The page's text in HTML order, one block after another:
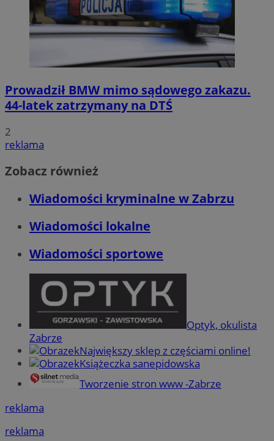
Prowadził BMW mimo sądowego zakazu.
44-latek zatrzymany na DTŚ
2
reklama
Zobacz również
Wiadomości kryminalne w Zabrzu
Wiadomości lokalne
Wiadomości sportowe
Optyk, okulista
Zabrze
Największy sklep z częściami online!
Książeczka sanepidowska
Tworzenie stron www -Zabrze
reklama
reklama